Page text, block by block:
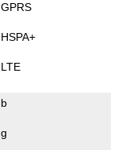
GPRS
HSPA+
LTE
b
g